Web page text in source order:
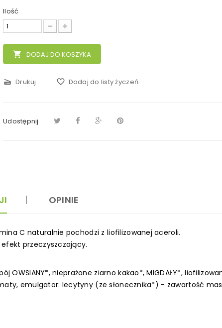
Ilość
local_grocery_store DODAJ DO KOSZYKA
scanner Drukuj favorite_border Dodaj do listy życzeń
Udostępnij
OPINIE
C naturalnie pochodzi z liofilizowanej aceroli.
przeczyszczający.
OWSIANY*, nieprażone ziarno kakao*, MIGDAŁY*,
emulgator: lecytyny (ze słonecznika*) - zawartość